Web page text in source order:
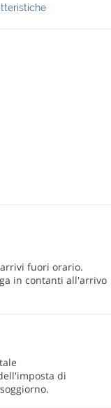
fuori orario.
in contanti all'arrivo
di